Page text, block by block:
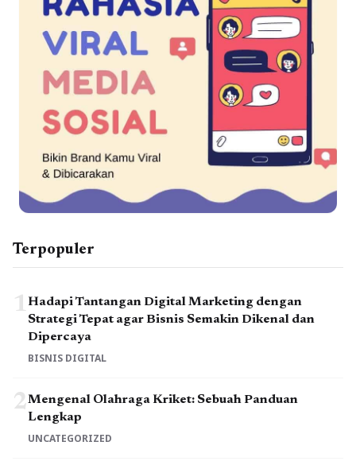
Terpopuler
1Hadapi Tantangan Digital Marketing dengan
Strategi Tepat agar Bisnis Semakin Dikenal dan
Dipercaya
BISNIS DIGITAL
2Mengenal Olahraga Kriket: Sebuah Panduan
Lengkap
UNCATEGORIZED